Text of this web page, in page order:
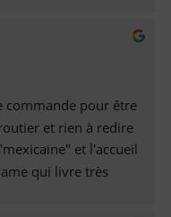
commande pour être
et rien à redire
et l'accueil
qui livre très